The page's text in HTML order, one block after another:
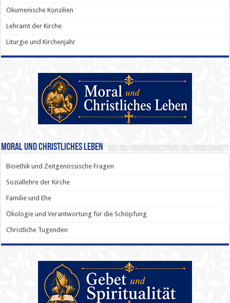
Ökumenische Konzilien
Lehramt der Kirche
Liturgie und Kirchenjahr
Moral und Christliches Leben
Bioethik und Zeitgenössische Fragen
Soziallehre der Kirche
Familie und Ehe
Ökologie und Verantwortung für die Schöpfung
Christliche Tugenden